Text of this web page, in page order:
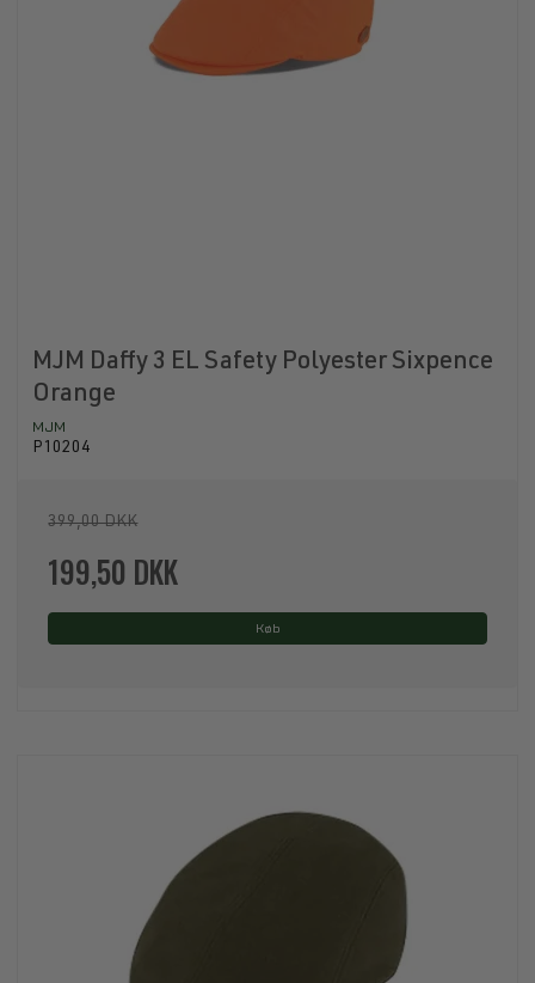
MJM Daffy 3 EL Safety Polyester Sixpence
Orange
MJM
P10204
399,00 DKK
199,50 DKK
Køb